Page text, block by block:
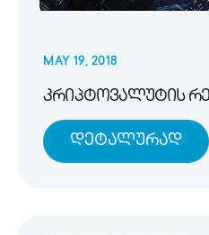
MAY 19, 2018
კრიპტოვალუტის
Დეტალურად